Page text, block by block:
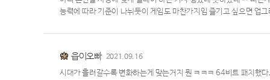
능력에 따라 기준이 나뉘듯이 게임도 마찬가지임 즐기고 싶으면 업
읍이오빠 2021.09.16
시대가 흘러갈수록 변화하는게 맞는거지 뭔 ㅋㅋㅋ 64비트 패치했